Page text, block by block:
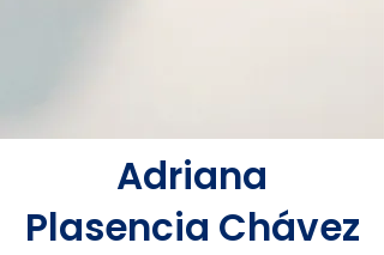
Adriana
Plasencia Chávez